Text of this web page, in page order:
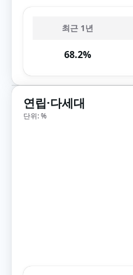
최근 1년
68.2%
연립·다세대
단위: %